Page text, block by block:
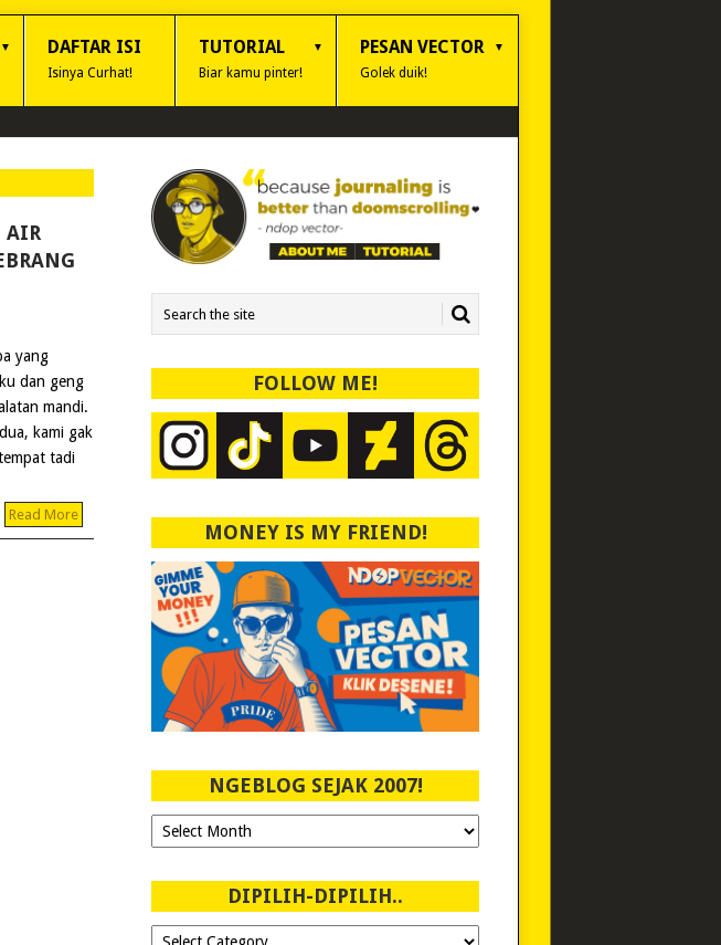
DAFTAR ISI
Isinya Curhat!
TUTORIAL
Biar kamu pinter!
PESAN VECTOR
Golek duik!
AIR
yang
dan geng
mandi.
kami gak
tadi
Read More
FOLLOW ME!
MONEY IS MY FRIEND!
NGEBLOG SEJAK 2007!
Ngeblog
Sejak
DIPILIH-DIPILIH..
Dipilih-